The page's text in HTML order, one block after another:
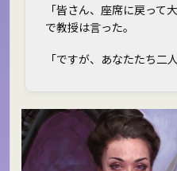
「皆さん、座席に戻って
で教授は言った。
「ですが、あなたたち二